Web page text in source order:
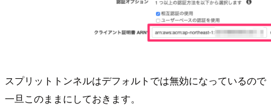
スプリットトンネルはデフォルトでは無効になっているので
一旦このままにしておきます。